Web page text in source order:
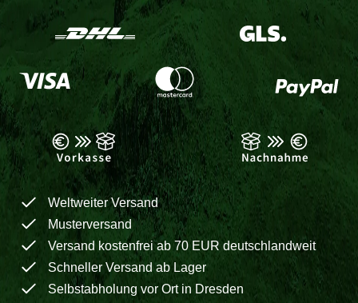
Weltweiter Versand
Musterversand
Versand kostenfrei ab 70 EUR deutschlandweit
Schneller Versand ab Lager
Selbstabholung vor Ort in Dresden